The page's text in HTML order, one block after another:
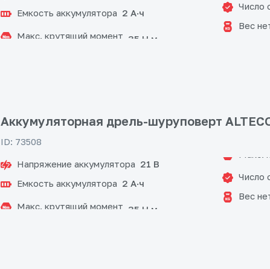
Емкость аккумулятора 2 А·ч
Макс. крутящий момент 35 Н·м
Число
Вес
Аккумуляторная дрель-шуруповерт
ID: 73508
Напряжение аккумулятора 21 В
Емкость аккумулятора 2 А·ч
Макс. крутящий момент 35 Н·м
Число
Вес